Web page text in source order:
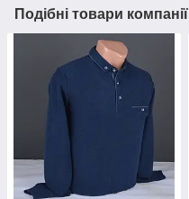
Подібні товари компанії